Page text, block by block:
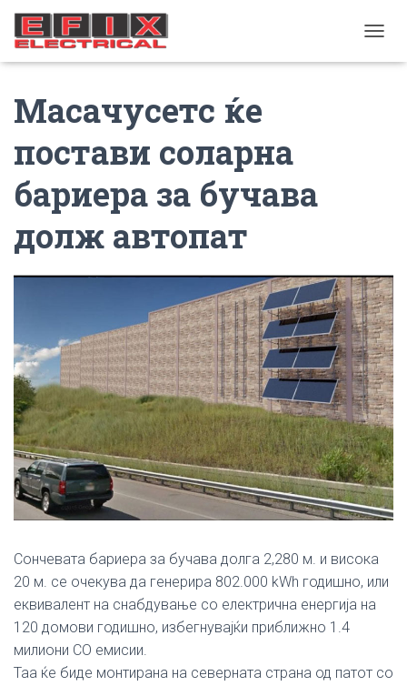
Масачусетс ќе
постави соларна
бариера за бучава
долж автопат
Сончевата бариера за бучава долга 2,280 м. и висока
20 м. се очекува да генерира 802.000 kWh годишно, или
еквивалент на снабдување со електрична енергија на
120 домови годишно, избегнувајќи приближно 1.4
милиони СО емисии.
Таа ќе биде монтирана на северната страна од патот со